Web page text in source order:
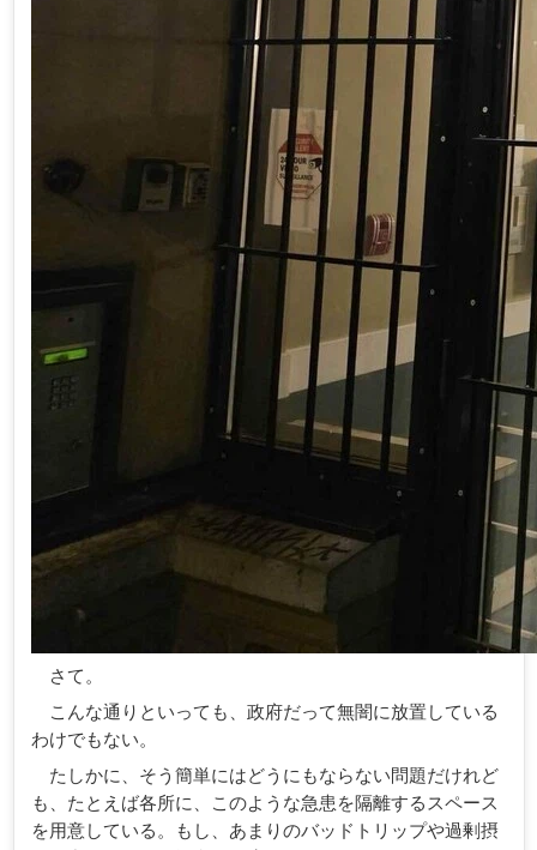
さて。
こんな通りといっても、政府だって無闇に放置している
わけでもない。
たしかに、そう簡単にはどうにもならない問題だけれど
も、たとえば各所に、このような急患を隔離するスペース
を用意している。もし、あまりのバッドトリップや過剰摂